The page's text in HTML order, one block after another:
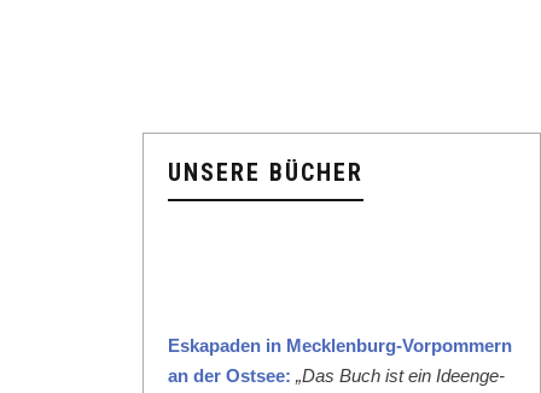
UNSERE BÜCHER
Eska­paden in Meck­len­burg-Vor­pom­mern
an der Ost­see: „Das Buch ist ein Ideenge­